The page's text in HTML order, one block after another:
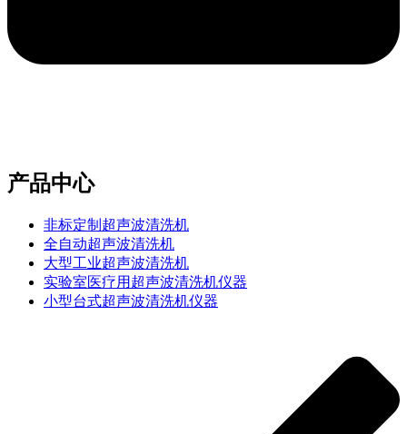
产品中心
非标定制超声波清洗机
全自动超声波清洗机
大型工业超声波清洗机
实验室医疗用超声波清洗机仪器
小型台式超声波清洗机仪器